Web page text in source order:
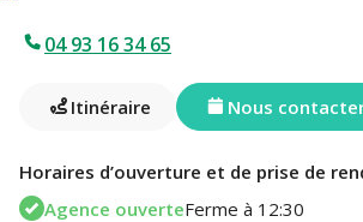
04 93 16 34 65
Itinéraire Nous
Horaires d’ouverture et de prise de
Agence ouverteFerme à 12:30